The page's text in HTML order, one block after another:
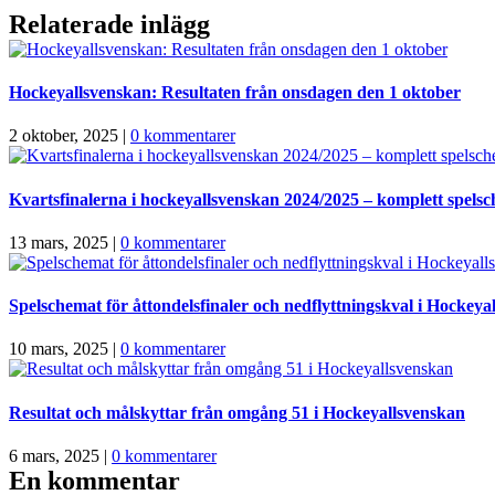
Relaterade inlägg
Hockeyallsvenskan: Resultaten från onsdagen den 1 oktober
2 oktober, 2025 | 0 kommentarer
Kvartsfinalerna i hockeyallsvenskan 2024/2025 – komplett
13 mars, 2025 | 0 kommentarer
Spelschemat för åttondelsfinaler och nedflyttningskval i
10 mars, 2025 0 kommentarer
Resultat och målskyttar från omgång 51 i Hockeyallsvenskan
6 mars, 2025 | 0 kommentarer
En kommentar